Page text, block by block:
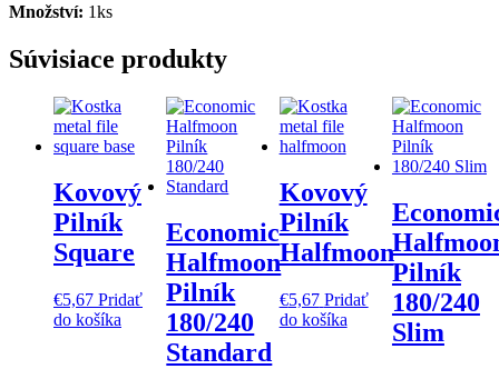
Množství: 1ks
Súvisiace produkty
Kovový
Pilník
Square
€5,67 Pridať
do košíka
Economic
Halfmoon
Pilník
180/240
Standard
Kovový
Pilník
Halfmoon
€5,67 Pridať
do košíka
Pilník
180/240
Slim